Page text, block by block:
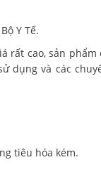
Y Tế.
rất cao, sản phẩm
dụng và các
tiêu hóa kém.